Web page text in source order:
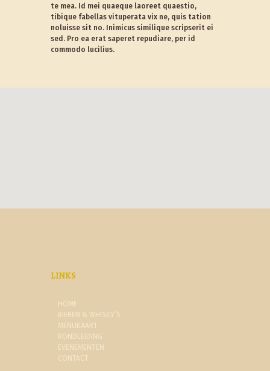
te mea. Id mei quaeque laoreet quaestio,
tibique fabellas vituperata vix ne, quis tation
noluisse sit no. Inimicus similique scripserit ei
sed. Pro ea erat saperet repudiare, per id
commodo lucilius.
LINKS
HOME
BIEREN & WHISKY’S
MENUKAART
RONDLEIDING
EVENEMENTEN
CONTACT